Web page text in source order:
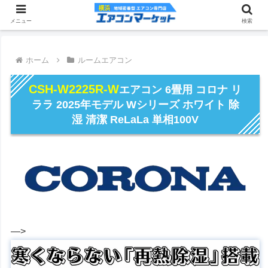
ホーム ルームエアコン
CSH-W2225R-Wエアコン 6畳用 コロナ リ
ララ 2025年モデル Wシリーズ ホワイト 除
湿 清潔 ReLaLa 単相100V
―>
メニュー 検索